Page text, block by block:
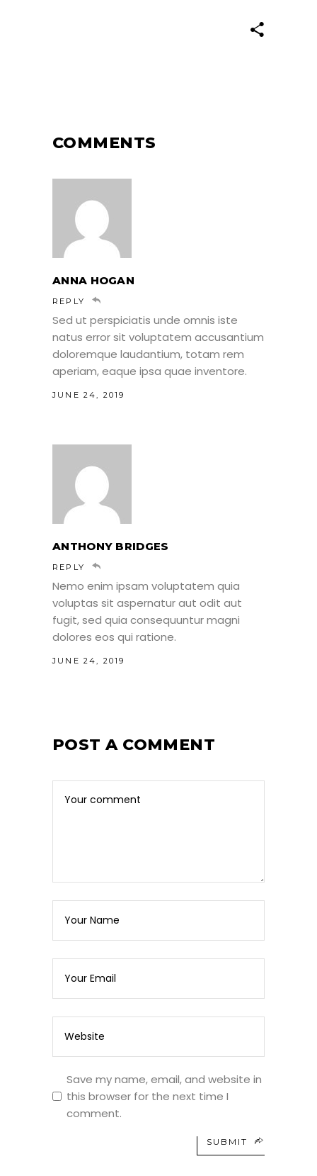
COMMENTS
ANNA HOGAN
REPLY
Sed ut perspiciatis unde omnis iste
natus error sit voluptatem accusantium
doloremque laudantium, totam rem
aperiam, eaque ipsa quae inventore.
JUNE 24, 2019
ANTHONY BRIDGES
REPLY
Nemo enim ipsam voluptatem quia
voluptas sit aspernatur aut odit aut
fugit, sed quia consequuntur magni
dolores eos qui ratione.
JUNE 24, 2019
POST A COMMENT
Save my name, email, and website in
this browser for the next time I
comment.
SUBMIT